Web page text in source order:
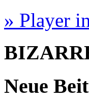
» Player
Neue